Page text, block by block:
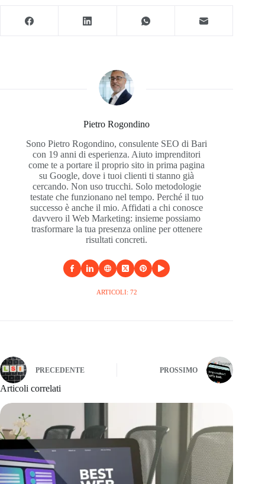
Pietro Rogondino
Sono Pietro Rogondino, consulente SEO di Bari
con 19 anni di esperienza. Aiuto imprenditori
come te a portare il proprio sito in prima pagina
su Google, dove i tuoi clienti ti stanno già
cercando. Non uso trucchi. Solo metodologie
testate che funzionano nel tempo. Perché il tuo
successo è anche il mio. Affidati a chi conosce
davvero il Web Marketing: insieme possiamo
trasformare la tua presenza online per ottenere
risultati concreti.
ARTICOLI: 72
PRECEDENTE PROSSIMO
Articoli correlati